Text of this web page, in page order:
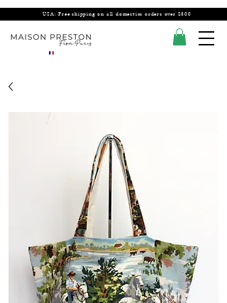
USA: Free shipping on all domestics orders over $300